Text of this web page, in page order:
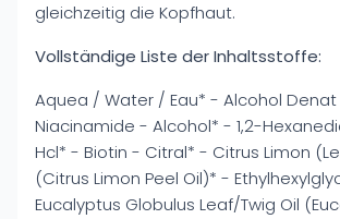
gleichzeitig die Kopfhaut.
Vollständige Liste der Inhaltsstoffe:
Aquea / Water / Eau* - Alcohol
Niacinamide - Alcohol* - 1,2-
Hcl* - Biotin - Citral* - Citrus Limon
(Citrus Limon Peel Oil)* -
Eucalyptus Globulus Leaf/Twig Oil